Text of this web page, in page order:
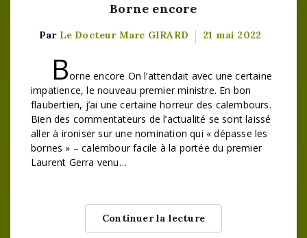
Borne encore
Par Le Docteur Marc GIRARD 21 mai 2022
Borne encore On l’attendait avec une certaine
impatience, le nouveau premier ministre. En bon
flaubertien, j’ai une certaine horreur des calembours.
Bien des commentateurs de l’actualité se sont laissé
aller à ironiser sur une nomination qui « dépasse les
bornes » – calembour facile à la portée du premier
Laurent Gerra venu…
Continuer la lecture